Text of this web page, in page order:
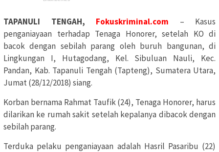
TAPANULI TENGAH, Fokuskriminal.com – Kasus
penganiayaan terhadap Tenaga Honorer, setelah KO di
bacok dengan sebilah parang oleh buruh bangunan, di
Lingkungan I, Hutagodang, Kel. Sibuluan Nauli, Kec.
Pandan, Kab. Tapanuli Tengah (Tapteng), Sumatera Utara,
Jumat (28/12/2018) siang.
Korban bernama Rahmat Taufik (24), Tenaga Honorer, harus
dilarikan ke rumah sakit setelah kepalanya dibacok dengan
sebilah parang.
Terduka pelaku penganiayaan adalah Hasril Pasaribu (22)